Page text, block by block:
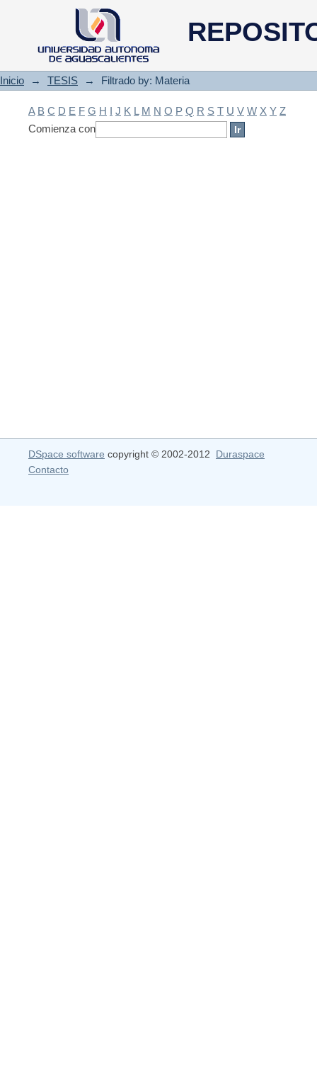
Filtrado by: Materia
Inicio → TESIS → Filtrado by: Materia
A B C D E F G H I J K L M N O P Q R S T U V W X Y Z
Comienza con
DSpace software copyright © 2002-2012 Duraspace
Contacto